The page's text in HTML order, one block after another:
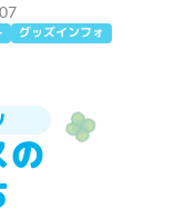
グッズインフォ
の